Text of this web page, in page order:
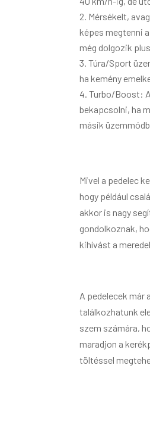
Mérsékelt,
képes megtenni
még dolgozik
Túra/Sport
ha kemény
Turbo/Boost:
bekapcsolni, ha
másik
Mivel a pedelec
hogy például
akkor is nagy
gondolkoznak,
kihívást a
A pedelecek már
találkozhatunk
szem számára,
maradjon a
töltéssel